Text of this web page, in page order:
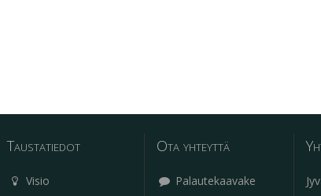
Taustatiedot
Visio
Ota yhteyttä
Palautekaavake